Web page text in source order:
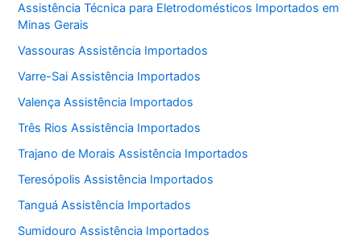
Assistência Técnica para Eletrodomésticos Importados em
Minas Gerais
Vassouras Assistência Importados
Varre-Sai Assistência Importados
Valença Assistência Importados
Três Rios Assistência Importados
Trajano de Morais Assistência Importados
Teresópolis Assistência Importados
Tanguá Assistência Importados
Sumidouro Assistência Importados